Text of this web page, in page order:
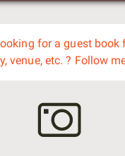
for a guest book
venue, etc. ? Follow